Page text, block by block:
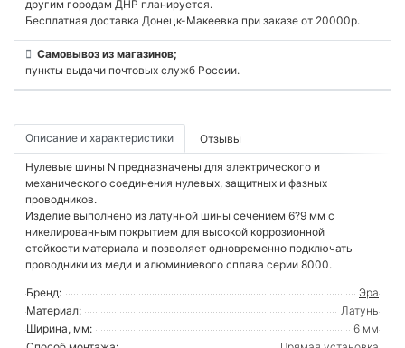
другим городам ДНР планируется.
Бесплатная доставка Донецк-Макеевка при заказе от 20000р.
Самовывоз из магазинов;
пункты выдачи почтовых служб России.
Описание и характеристики Отзывы
Нулевые шины N предназначены для электрического и
механического соединения нулевых, защитных и фазных
проводников.
Изделие выполнено из латунной шины сечением 6?9 мм с
никелированным покрытием для высокой коррозионной
стойкости материала и позволяет одновременно подключать
проводники из меди и алюминиевого сплава серии 8000.
Бренд:
Эра
Материал:
Латунь
Ширина, мм:
6 мм